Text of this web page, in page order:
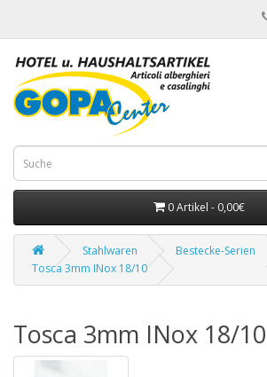
0 Artikel - 0,00€
Stahlwaren
Bestecke-Serien
Tosca 3mm INox 18/10
Tosca 3mm INox 18/10